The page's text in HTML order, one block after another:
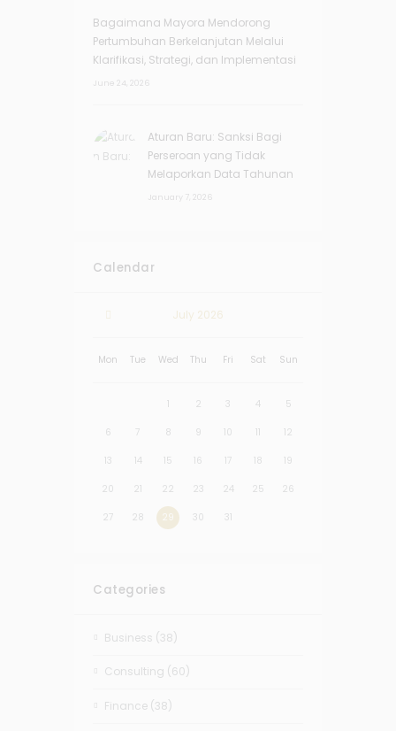
Bagaimana Mayora Mendorong
Pertumbuhan Berkelanjutan Melalui
Klarifikasi, Strategi, dan Implementasi
June 24, 2026
Aturan Baru: Sanksi Bagi
Perseroan yang Tidak
Melaporkan Data Tahunan
January 7, 2026
Calendar
July 2026
Mon Tue Wed Thu Fri Sat Sun
1 2 3 4 5
6 7 8 9 10 11 12
13 14 15 16 17 18 19
20 21 22 23 24 25 26
27 28 29 30 31
Categories
Business (38)
Consulting (60)
Finance (38)